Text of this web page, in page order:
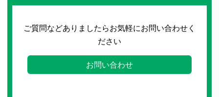
ご質問などありましたらお気軽にお問い合わせく
ださい
お問い合わせ